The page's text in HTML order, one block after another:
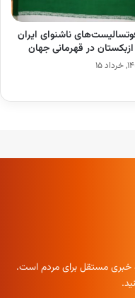
ناشنوای ایران
ازبکستان در قهرمانی جهان
۱۵
خبری مستقل برای مردم است.